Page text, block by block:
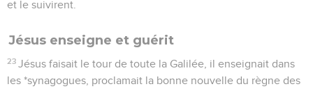
venues de la Galilée, de la région des « Dix Villes », de
All rights reserved worldwide.